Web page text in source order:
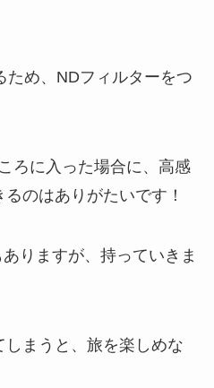
ため、NDフィルターをつ
ろに入った場合に、高感
のはありがたいです！
りますが、持っていきま
まうと、旅を楽しめな